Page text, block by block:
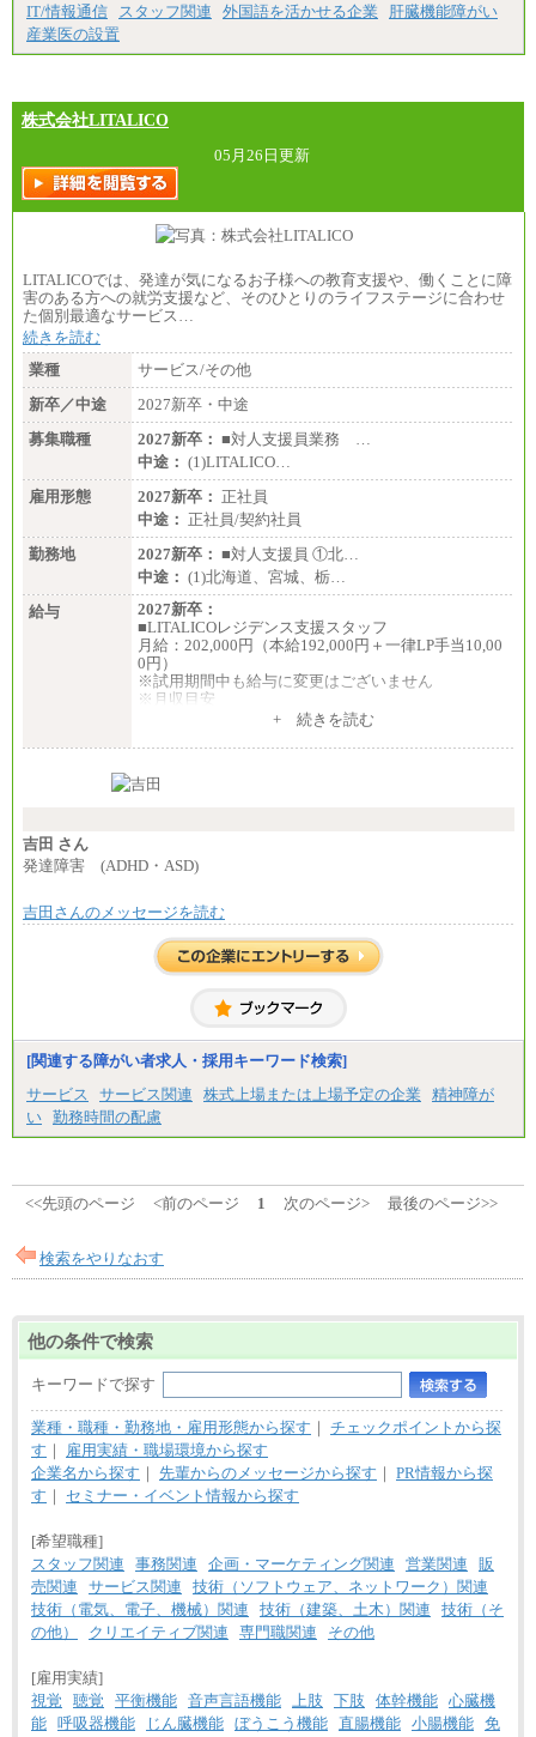
間に応じて、時間外手当等を支給。
■（株）JTBグローバルマーケティング＆トラベル
訪日事業職 月給202,000～227,000円＋地域間調整
給
※詳細はJTBキャリアサイトよりご確認ください。
■(株)JTBビジネストランスフォーム
総合職 月給205,000～225,000円＋地域間調整給
※詳細はJTBキャリアサイトよりご確認ください。
■(株)JTBデータサービス ※2027年新卒募集終了
※詳細はJTBキャリアサイトよりご確認ください。
■I&Jデジタルイノベーション(株)
総合職 月給224,500～242,600円＋地域手当
※詳細はJTBキャリアサイトよりご確認ください。
＜有期社員コース＞
■(株)JTBビジネストランスフォーム
有期契約職 月給185,000～195,000円
※詳細はJTBキャリアサイトよりご確認ください。
■(株)JTBパブリッシング ※2027年新卒募集終了
総合職 月給241,000円
中途：
①月給227,000円以上
②月給212,000円以上
③月給172,500円以上
④月給23万円～37万円
⑤月給20万円～25万円
⑥月給33万円～48万円
⑦月給271,000円以上
⑧～⑮月給200,000円〜月給400,000円
⑯月給185,000円以上
⑱月給212,000円以上
㉑月給185,000 円以上
㉒月給185,000 円以上
※全コース共通※ 能力・経験・勤務地などにより
異なります
※試用期間中も給与に変更はございません。
IT/情報通信
スタッフ関連 外国語を活かせる企業
肝臓機能障がい
産業医の設置
株式会社LITALICO
05月26日更新
LITALICOでは、発達が気になるお子様への教育支援や、働くことに障
害のある方への就労支援など、そのひとりのライフステージに合わせ
た個別最適なサービス…
続きを読む
業種
サービス/その他
新卒／中途
2027新卒・中途
募集職種
2027新卒： ■対人支援員業務 …
中途： (1)LITALICO…
雇用形態
2027新卒： 正社員
中途： 正社員/契約社員
勤務地
2027新卒： ■対人支援員 ①北…
中途： (1)北海道、宮城、栃…
給与
2027新卒：
■LITALICOレジデンス支援スタッフ
月給：202,000円（本給192,000円＋一律LP手当10,00
0円）
※試用期間中も給与に変更はございません
※月収目安
夜勤回数により変動
条件あり）
■その他職種共通
月給：25万3,400円～
※20時間を超過した場合は別途支給
中途：
(1)(2)月給：25万3400円～28万5900円
※20時間を超過した場合は別途支給
※試用期間中も給与に変更はございません
+ 続きを読む
吉田 さん
発達障害 (ADHD・ASD)
吉田さんのメッセージを読む
[関連する障がい者求人・採用キーワード検索]
サービス
サービス関連 株式上場または上場予定の企業
精神障が
い 勤務時間の配慮
<<先頭のページ <前のページ 1 次のページ> 最後のページ>>
検索をやりなおす
他の条件で検索
キーワードで探す
業種・職種・勤務地・雇用形態から探す ｜ チェックポイントから探
す ｜
雇用実績・職場環境から探す
企業名から探す ｜ 先輩からのメッセージから探す ｜ PR情報から探
す ｜ セミナー・イベント情報から探す
[希望職種]
スタッフ関連
事務関連 企画・マーケティング関連 営業関連
販
売関連
サービス関連
技術（ソフトウェア、ネットワーク）関連
技術（電気、電子、機械）関連
技術（建築、土木）関連
技術（そ
の他）
クリエイティブ関連 専門職関連 その他
[雇用実績]
視覚
聴覚 平衡機能 音声言語機能 上肢 下肢 体幹機能 心臓機
能 呼吸器機能 じん臓機能 ぼうこう機能 直腸機能 小腸機能 免